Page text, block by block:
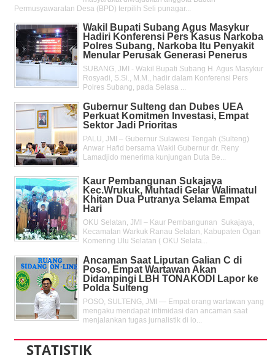
Permusyawaratan Desa (BPD) terpilih Seli punagar...
Wakil Bupati Subang Agus Masykur
Hadiri Konferensi Pers Kasus Narkoba
Polres Subang, Narkoba Itu Penyakit
Menular Perusak Generasi Penerus
SUBANG, JMI - Wakil Bupati Subang H. Agus Masykur
Rosyadi, S.Si., M.M., hadir dalam Konferensi Pers
Polres Subang, pada Selasa ...
Gubernur Sulteng dan Dubes UEA
Perkuat Komitmen Investasi, Empat
Sektor Jadi Prioritas
PALU, JMI – Gubernur Sulawesi Tengah (Sulteng)
Anwar Hafid bersama Wakil Gubernur dr. Reny
Lamadjido menerima kunjungan Duta Be...
Kaur Pembangunan Sukajaya
Kec.Wrukuk, Muhtadi Gelar Walimatul
Khitan Dua Putranya Selama Empat
Hari
OKU Selatan, JMI – Kaur Pembangunan Sukajaya,
Kecamatan Warkuk Ranau Selatan, Kabupaten Ogan
Komering Ulu Selatan ( OKU Selata...
Ancaman Saat Liputan Galian C di
Poso, Empat Wartawan Akan
Didampingi LBH TONAKODI Lapor ke
Polda Sulteng
POSO, SULTENG, JMI — Empat orang wartawan yang
mengaku mendapat intimidasi dan ancaman saat
menjalankan tugas jurnalistik di lo...
STATISTIK